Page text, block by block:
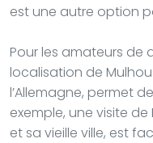
est une autre option
Pour les amateurs de
localisation de
l’Allemagne, permet
exemple, une visite
et sa vieille ville, est